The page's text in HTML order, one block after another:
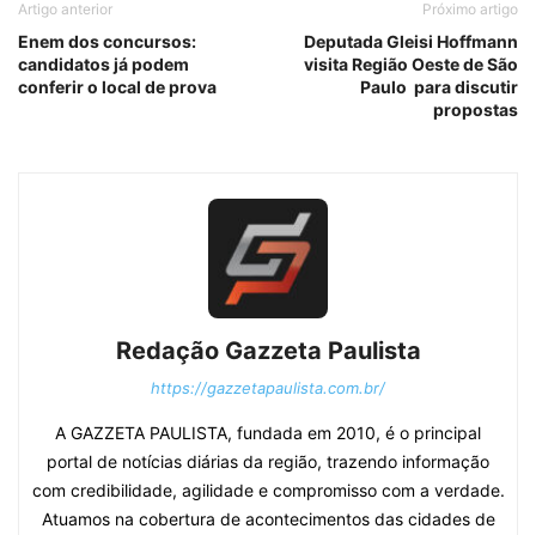
Artigo anterior
Enem dos concursos:
candidatos já podem
conferir o local de prova
Próximo artigo
Deputada Gleisi Hoffmann
visita Região Oeste de São
Paulo para discutir
propostas
Redação Gazzeta Paulista
https://gazzetapaulista.com.br/
A GAZZETA PAULISTA, fundada em 2010, é o principal
portal de notícias diárias da região, trazendo informação
com credibilidade, agilidade e compromisso com a verdade.
Atuamos na cobertura de acontecimentos das cidades de